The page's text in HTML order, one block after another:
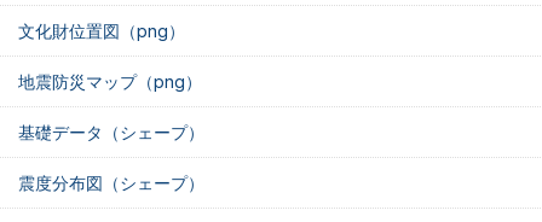
文化財位置図（png）
地震防災マップ（png）
基礎データ（シェープ）
震度分布図（シェープ）